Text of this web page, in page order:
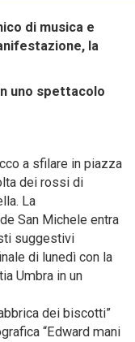
di musica e
la
uno spettacolo
a sfilare in piazza
dei rossi di
La
San Michele entra
suggestivi
di lunedì con la
Umbra in un
dei biscotti”
“Edward mani